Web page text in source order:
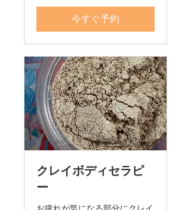
今すぐ予約
クレイボディセラピ
ー